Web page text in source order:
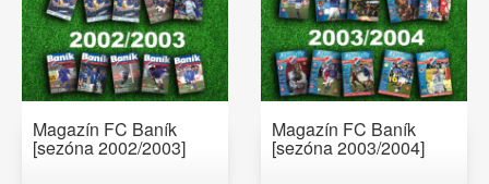
Magazín FC Baník
[sezóna 2002/2003]
Magazín FC Baník
[sezóna 2003/2004]